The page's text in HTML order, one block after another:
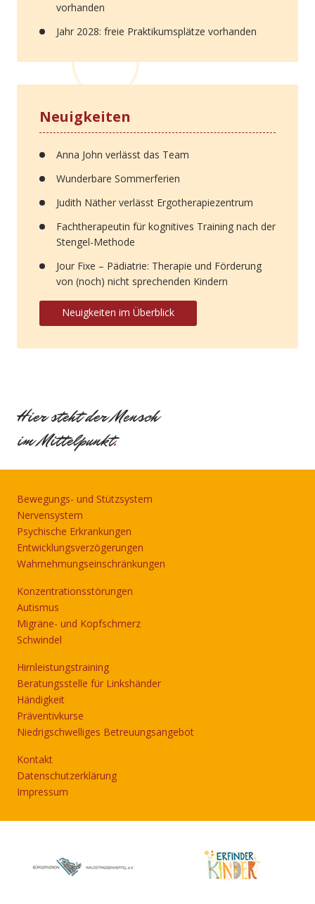
vorhanden
Jahr 2028: freie Praktikumsplätze vorhanden
Neuigkeiten
Anna John verlässt das Team
Wunderbare Sommerferien
Judith Näther verlässt Ergotherapiezentrum
Fachtherapeutin für kognitives Training nach der
Stengel-Methode
Jour Fixe – Pädiatrie: Therapie und Förderung
von (noch) nicht sprechenden Kindern
Neuigkeiten im Überblick
Hier steht der Mensch
im Mittelpunkt.
Bewegungs- und Stützsystem
Nervensystem
Psychische Erkrankungen
Entwicklungsverzögerungen
Wahrnehmungseinschränkungen
Konzentrationsstörungen
Autismus
Migräne- und Kopfschmerz
Schwindel
Hirnleistungstraining
Beratungsstelle für Linkshänder
Händigkeit
Präventivkurse
Niedrigschwelliges Betreuungsangebot
Kontakt
Datenschutzerklärung
Impressum